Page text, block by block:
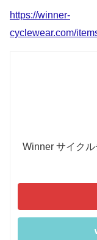
https://winner-
cyclewear.com/
Winner サイク